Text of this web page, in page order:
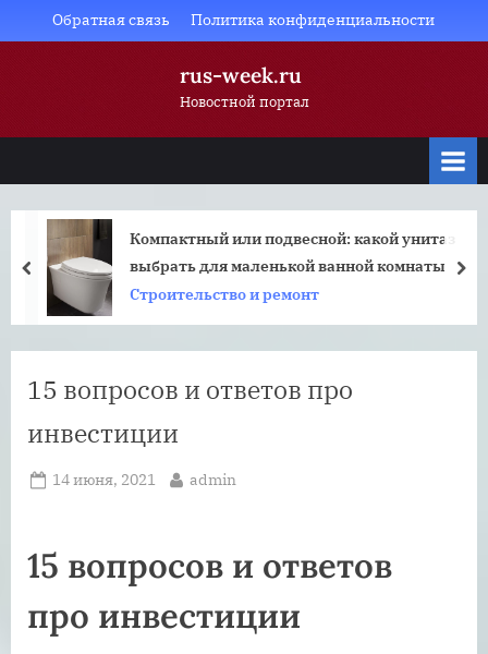
to
Обратная связь Политика конфиденциальности
rus-week.ru
Новостной портал
Компактный или подвесной: какой унитаз
выбрать для маленькой ванной комнаты
Строительство и ремонт
prev
15 вопросов и ответов про
инвестиции
Posted
14 июня, 2021 By
admin
15 вопросов и ответов
про инвестиции